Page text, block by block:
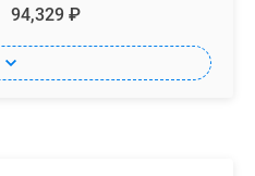
94,329 ₽